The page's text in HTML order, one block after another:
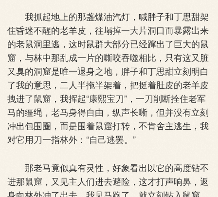
我抓起地上的那盏煤油汽灯，喊胖子和丁思甜架
住昏迷不醒的老羊皮，往塌掉一大片洞口而暴露出来
的老鼠洞里逃，这时鼠群大部分已经蹿出了巨大的鼠
窟，与林中那乱成一片的嘶咬吞噬相比，只有这又脏
又臭的洞窟是唯一退身之地，胖子和丁思甜立刻明白
了我的意思，二人半拖半架着，把挺着肚皮的老羊皮
拽进了鼠窟，我挥起“康熙宝刀”，一刀削断拴住老军
马的缰绳，老马身得自由，纵声长嘶，但并没有立刻
冲出包围圈，而是围着鼠窟打转，不肯舍主逃生，我
对它用刀一指林外：“自己逃罢。”
那老马竟似真有灵性，好象看出以它的高度钻不
进那鼠窟，又见主人们进去避险，这才打声响鼻，返